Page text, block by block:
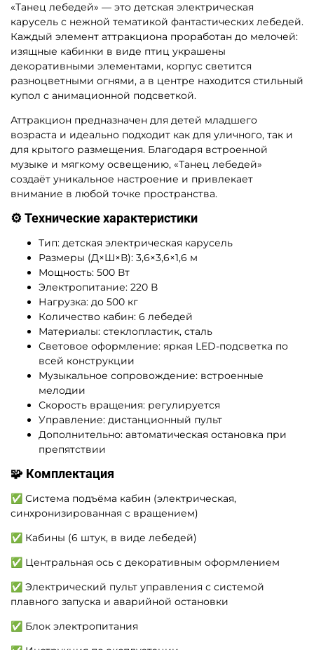
«Танец лебедей» — это детская электрическая
карусель с нежной тематикой фантастических лебедей.
Каждый элемент аттракциона проработан до мелочей:
изящные кабинки в виде птиц украшены
декоративными элементами, корпус светится
разноцветными огнями, а в центре находится стильный
купол с анимационной подсветкой.
Аттракцион предназначен для детей младшего
возраста и идеально подходит как для уличного, так и
для крытого размещения. Благодаря встроенной
музыке и мягкому освещению, «Танец лебедей»
создаёт уникальное настроение и привлекает
внимание в любой точке пространства.
⚙️ Технические характеристики
Тип: детская электрическая карусель
Размеры (Д×Ш×В): 3,6×3,6×1,6 м
Мощность: 500 Вт
Электропитание: 220 В
Нагрузка: до 500 кг
Количество кабин: 6 лебедей
Материалы: стеклопластик, сталь
Световое оформление: яркая LED-подсветка по
всей конструкции
Музыкальное сопровождение: встроенные
мелодии
Скорость вращения: регулируется
Управление: дистанционный пульт
Дополнительно: автоматическая остановка при
препятствии
🧩 Комплектация
✅ Система подъёма кабин (электрическая,
синхронизированная с вращением)
✅ Кабины (6 штук, в виде лебедей)
✅ Центральная ось с декоративным оформлением
✅ Электрический пульт управления с системой
плавного запуска и аварийной остановки
✅ Блок электропитания